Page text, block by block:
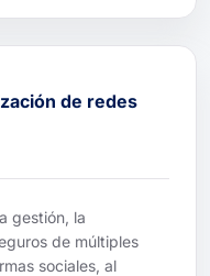
de redes
gestión, la
de múltiples
sociales, al